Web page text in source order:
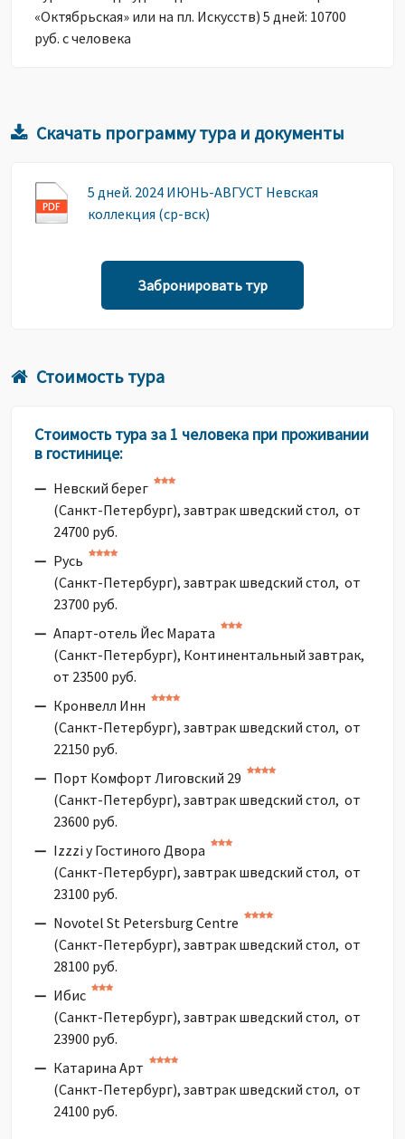
«Октябрьская» или на пл. Искусств) 5 дней: 10700
руб. с человека
Скачать программу тура и документы
5 дней. 2024 ИЮНЬ-АВГУСТ Невская
коллекция (ср-вск)
Забронировать тур
Стоимость тура
Стоимость тура за 1 человека при проживании
в гостинице:
Невский берег
(Санкт-Петербург), завтрак шведский стол, от
24700 руб.
Русь
(Санкт-Петербург), завтрак шведский стол, от
23700 руб.
Апарт-отель Йес Марата
(Санкт-Петербург), Континентальный завтрак,
от 23500 руб.
Кронвелл Инн
(Санкт-Петербург), завтрак шведский стол, от
22150 руб.
Порт Комфорт Лиговский 29
(Санкт-Петербург), завтрак шведский стол, от
23600 руб.
Izzzi у Гостиного Двора
(Санкт-Петербург), завтрак шведский стол, от
23100 руб.
Novotel St Petersburg Centre
(Санкт-Петербург), завтрак шведский стол, от
28100 руб.
Ибис
(Санкт-Петербург), завтрак шведский стол, от
23900 руб.
Катарина Арт
(Санкт-Петербург), завтрак шведский стол, от
24100 руб.